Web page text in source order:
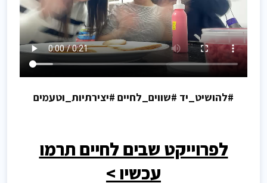
#להושיט_יד #שווים_לחיים #יצירתיות_וטעמים
לפרוייקט שבים לחיים תרמו
עכשיו >